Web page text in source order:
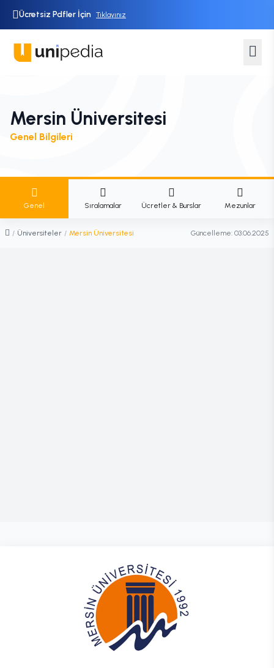
Ücretsiz Pdfler İçin Tıklayınız
Mersin Üniversitesi
Genel Bilgileri
Genel Sıralamalar Ücretler & Burslar Mezunlar
/ Üniversiteler / Mersin Üniversitesi Güncelleme: 03.06.2025